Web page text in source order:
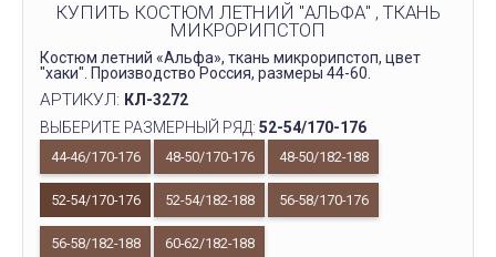
КУПИТЬ КОСТЮМ ЛЕТНИЙ "АЛЬФА" , ТКАНЬ
МИКРОРИПСТОП
Костюм летний «Альфа», ткань микрорипстоп, цвет
"хаки". Производство Россия, размеры 44-60.
АРТИКУЛ: КЛ-3272
ВЫБЕРИТЕ РАЗМЕРНЫЙ РЯД: 52-54/170-176
44-46/170-176 48-50/170-176 48-50/182-188
52-54/170-176 52-54/182-188 56-58/170-176
56-58/182-188 60-62/182-188